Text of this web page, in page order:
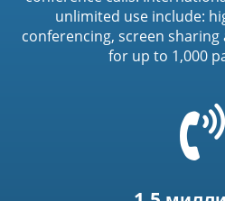
unlimited use include:
conferencing, screen
for up to 1,000